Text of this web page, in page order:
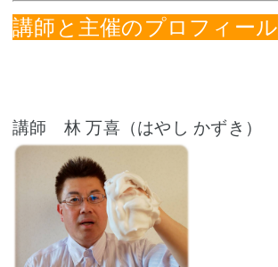
講師と 主催のプロフィール
講師 林 万喜（はやし かずき）